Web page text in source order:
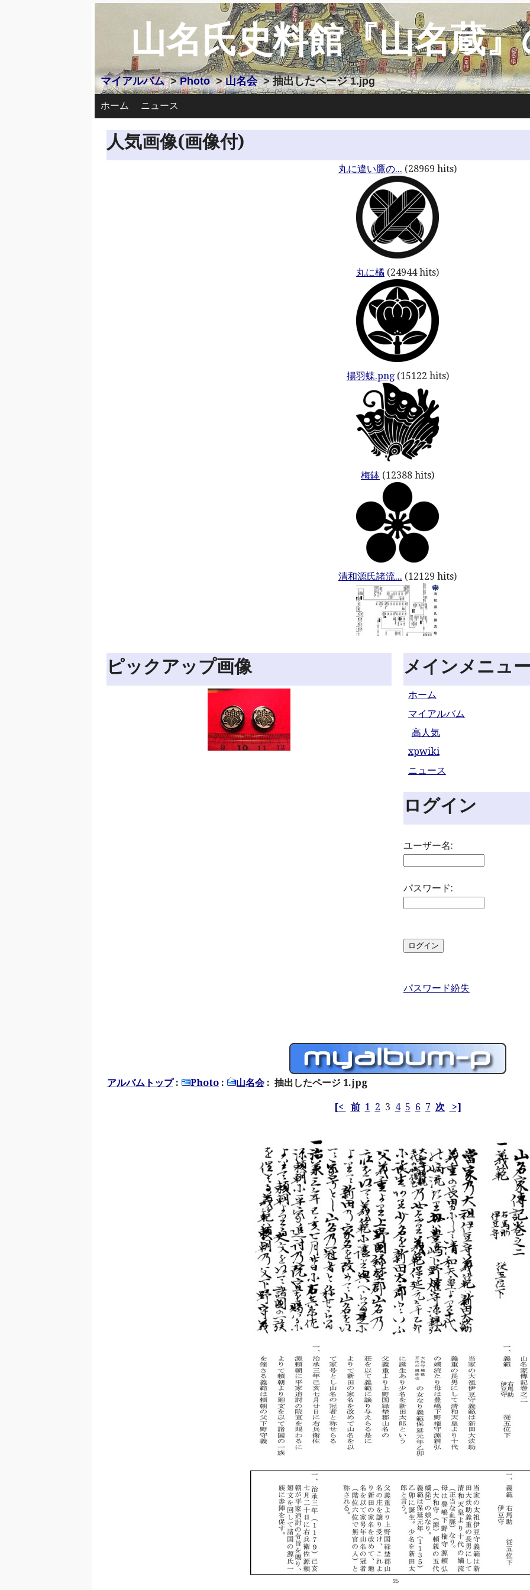
山名氏史料館『山名蔵
マイアルバム>Photo>山名会> 抽出したページ 1.jpg
ホーム ニュース
人気画像(画像付)
丸に違い鷹の... (28969 hits)
丸に橘 (24944 hits)
揚羽蝶.png(15122 hits)
梅鉢 (12388 hits)
清和源氏諸流... (12129 hits)
ピックアップ画像 メインメニュ
ホーム
マイアルバム
高人気
xpwiki
ニュース
ログイン
ユーザー名:
パスワード:
パスワード紛失
アルバムトップ: Photo : 山名会: 抽出したページ 1.jpg
[< 前 1 2 3 4 5 6 7 次 >]